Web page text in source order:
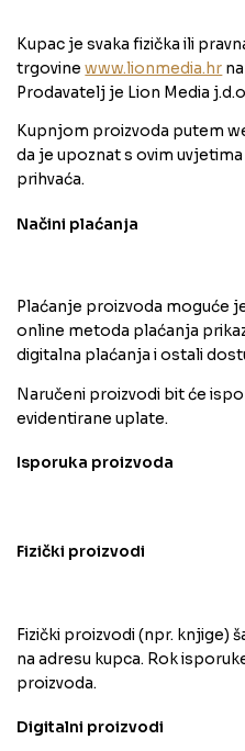
Kupac je svaka fizička ili
trgovinewww.lionmedia.hr
Prodavatelj je Lion Media
Kupnjom proizvoda putem
da je upoznat s ovim
prihvaća.
Načini plaćanja
Plaćanje proizvoda moguće
online metoda plaćanja
digitalna plaćanja i ostali
Naručeni proizvodi bit će
evidentirane uplate.
Isporuka proizvoda
Fizički proizvodi
Fizički proizvodi (npr. knjige)
na adresu kupca. Rok
proizvoda.
Digitalni proizvodi